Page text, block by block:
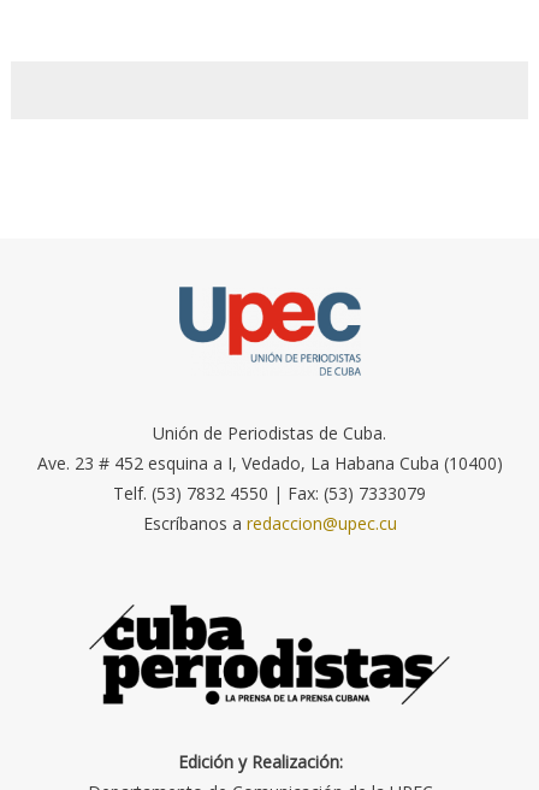
Unión de Periodistas de Cuba.
Ave. 23 # 452 esquina a I, Vedado, La Habana Cuba (10400)
Telf. (53) 7832 4550 | Fax: (53) 7333079
Escríbanos a redaccion@upec.cu
Edición y Realización: